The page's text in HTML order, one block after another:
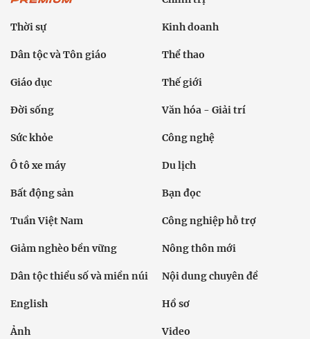
Thời sự Kinh doanh
Dân tộc và Tôn giáo Thể thao
Giáo dục Thế giới
Đời sống Văn hóa - Giải trí
Sức khỏe Công nghệ
Ô tô xe máy Du lịch
Bất động sản Bạn đọc
Tuần Việt Nam Công nghiệp hỗ trợ
Giảm nghèo bền vững Nông thôn mới
Dân tộc thiểu số và miền núi Nội dung chuyên đề
English Hồ sơ
Ảnh Video